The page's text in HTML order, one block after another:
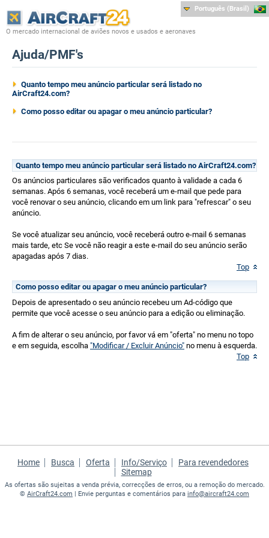
O mercado internacional de aviões novos e usados e aeronaves
Português (Brasil)
Ajuda/PMF's
Quanto tempo meu anúncio particular será listado no
AirCraft24.com?
Como posso editar ou apagar o meu anúncio particular?
Quanto tempo meu anúncio particular será listado no AirCraft24.com?
Os anúncios particulares são verificados quanto à validade a cada 6
semanas. Após 6 semanas, você receberá um e-mail que pede para
você renovar o seu anúncio, clicando em um link para "refrescar" o seu
anúncio.
Se você atualizar seu anúncio, você receberá outro e-mail 6 semanas
mais tarde, etc Se você não reagir a este e-mail do seu anúncio serão
apagadas após 7 dias.
Top
Como posso editar ou apagar o meu anúncio particular?
Depois de apresentado o seu anúncio recebeu um Ad-código que
permite que você acesse o seu anúncio para a edição ou eliminação.
A fim de alterar o seu anúncio, por favor vá em "oferta" no menu no topo
e em seguida, escolha "Modificar / Excluir Anúncio" no menu à esquerda.
Top
Home Busca Oferta Info/Serviço
Para revendedores
Sitemap
As ofertas são sujeitas a venda prévia, correcções de erros, ou a remoção do mercado.
© AirCraft24.com | Envie perguntas e comentários para info@aircraft24.com